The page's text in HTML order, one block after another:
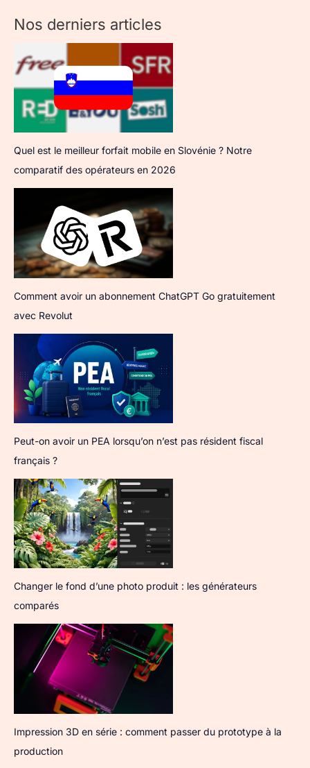
Nos derniers articles
Quel est le meilleur forfait mobile en Slovénie ? Notre
comparatif des opérateurs en 2026
Comment avoir un abonnement ChatGPT Go gratuitement
avec Revolut
Peut-on avoir un PEA lorsqu’on n’est pas résident fiscal
français ?
Changer le fond d’une photo produit : les générateurs
comparés
Impression 3D en série : comment passer du prototype à la
production